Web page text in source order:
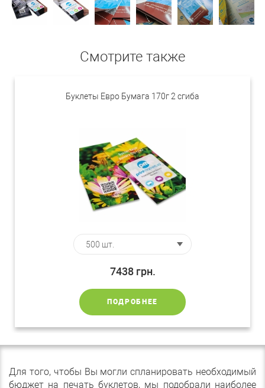
Смотрите также
Буклеты Евро Бумага 170г 2 сгиба
7438 грн.
ПОДРОБНЕЕ
Для того, чтобы Вы могли спланировать необходимый
бюджет на печать буклетов, мы подобрали наиболее